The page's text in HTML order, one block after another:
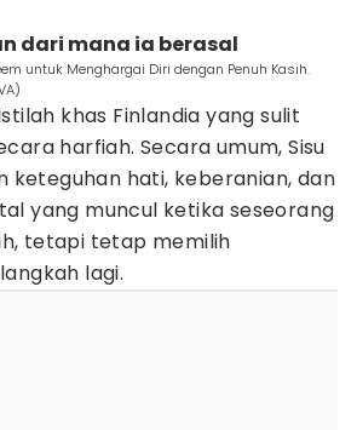
dari mana ia berasal
untuk Menghargai Diri dengan Penuh Kasih.
khas Finlandia yang sulit
harfiah. Secara umum, Sisu
keteguhan hati, keberanian, dan
yang muncul ketika seseorang
tetapi tetap memilih
lagi.